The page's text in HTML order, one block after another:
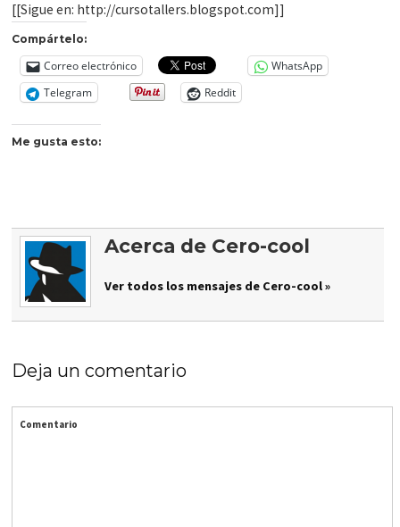
[[Sigue en: http://cursotallers.blogspot.com]]
Compártelo:
Correo electrónico
WhatsApp
Telegram
Reddit
Me gusta esto:
Acerca de Cero-cool
Ver todos los mensajes de Cero-cool »
Deja un comentario
Comentario